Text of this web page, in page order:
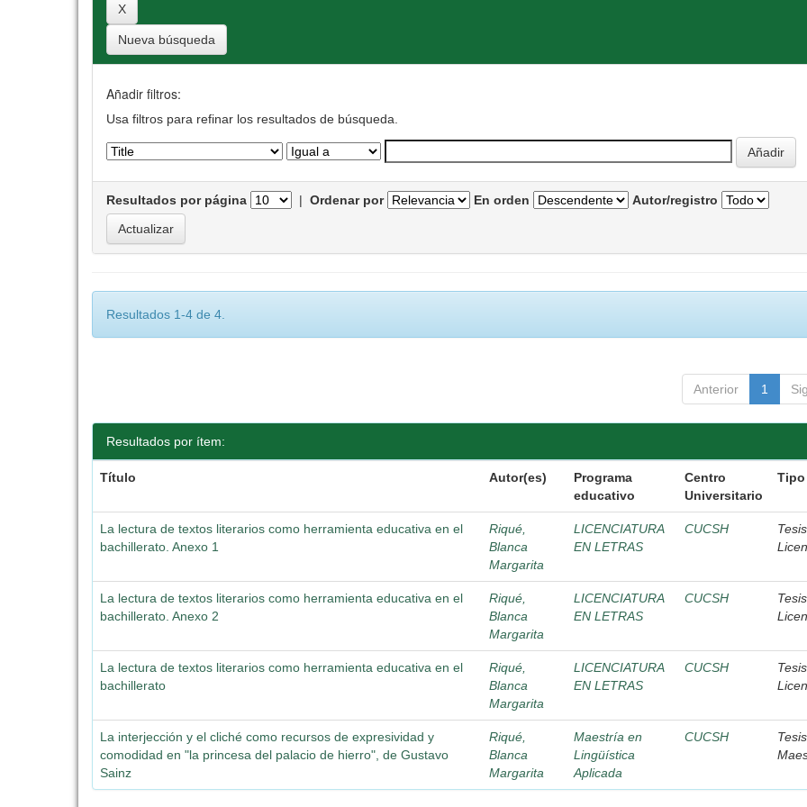
Nueva búsqueda
Añadir filtros:
Usa filtros para refinar los resultados de búsqueda.
Resultados por página | Ordenar por En orden Autor/registro
Resultados 1-4 de 4.
Anterior 1
Resultados por ítem:
Título Autor(es)
Programa
educativo
Centro
Universitario
Tipo
La lectura de textos literarios como herramienta educativa en el
bachillerato. Anexo 1
Riqué,
Blanca
Margarita
LICENCIATURA
EN LETRAS
CUCSH
La lectura de textos literarios como herramienta educativa en el
bachillerato. Anexo 2
Riqué,
Blanca
Margarita
LICENCIATURA
EN LETRAS
CUCSH
La lectura de textos literarios como herramienta educativa en el
bachillerato
Riqué,
Blanca
Margarita
LICENCIATURA
EN LETRAS
CUCSH
La interjección y el cliché como recursos de expresividad y
comodidad en "la princesa del palacio de hierro", de Gustavo
Sainz
Riqué,
Blanca
Margarita
Maestría en
Lingüística
Aplicada
CUCSH